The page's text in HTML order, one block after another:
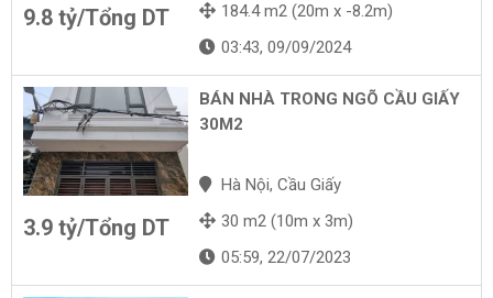
9.8 tỷ/Tổng DT
184.4 m2 (20m x -8.2m)
03:43, 09/09/2024
3.9 tỷ/Tổng DT
BÁN NHÀ TRONG NGÕ CẦU GIẤY
30M2
Hà Nội, Cầu Giấy
30 m2 (10m x 3m)
05:59, 22/07/2023